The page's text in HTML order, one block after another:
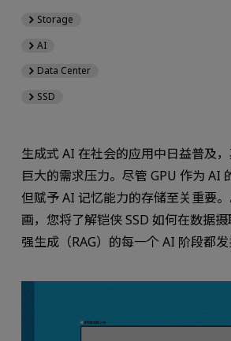
Storage
AI
Data Center
SSD
生成式 AI 在社会的应用中日益普及
巨大的需求压力。尽管 GPU 作为 AI
但赋予 AI 记忆能力的存储至关重要
画，您将了解铠侠 SSD 如何在数据
强生成（RAG）的每一个 AI 阶段都